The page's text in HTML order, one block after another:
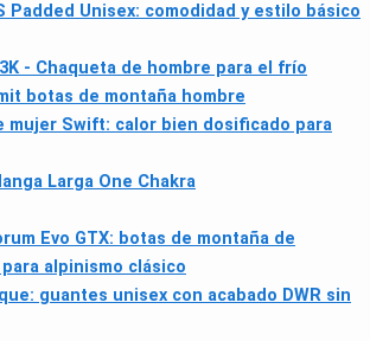
Padded Unisex: comodidad y estilo básico
- Chaqueta de hombre para el frío
botas de montaña hombre
mujer Swift: calor bien dosificado para
Larga One Chakra
Evo GTX: botas de montaña de
alpinismo clásico
guantes unisex con acabado DWR sin